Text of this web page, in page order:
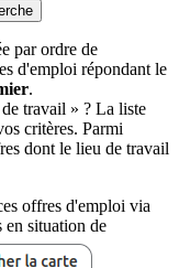
par ordre de
d'emploi répondant le
.
travail » ? La liste
critères. Parmi
dont le lieu de travail
offres d'emploi via
en situation de